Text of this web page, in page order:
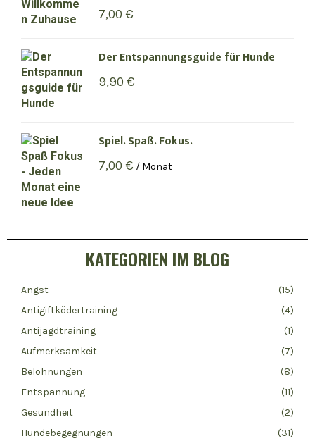
7,00 €
Der Entspannungsguide für Hunde
9,90 €
Spiel. Spaß. Fokus.
7,00 € / Monat
KATEGORIEN IM BLOG
Angst
(15)
Antigiftködertraining
(4)
Antijagdtraining
(1)
Aufmerksamkeit
(7)
Belohnungen
(8)
Entspannung
(11)
Gesundheit
(2)
Hundebegegnungen
(31)